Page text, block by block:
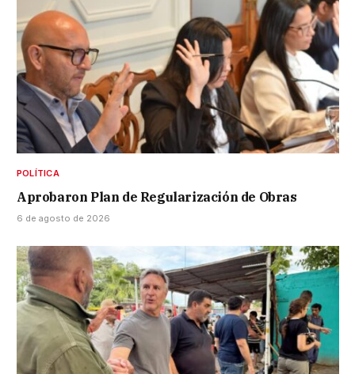
POLÍTICA
Aprobaron Plan de Regularización de Obras
6 de agosto de 2026